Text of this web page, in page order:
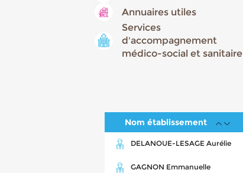
Annuaires utiles
Services
d'accompagnement
médico-social et sanitaire
Nom établissement
DELANOUE-LESAGE Aurélie
GAGNON Emmanuelle